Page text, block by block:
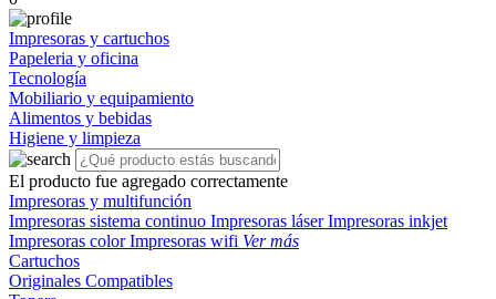
Impresoras y cartuchos
Papeleria y oficina
Tecnología
Mobiliario y equipamiento
Alimentos y bebidas
Higiene y limpieza
El producto fue agregado correctamente
Impresoras y multifunción
Impresoras sistema continuo Impresoras láserImpresoras inkjet
Impresoras colorImpresoras wifi Ver más
Cartuchos
Originales Compatibles